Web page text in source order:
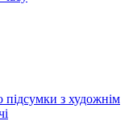
підсумки з художнім